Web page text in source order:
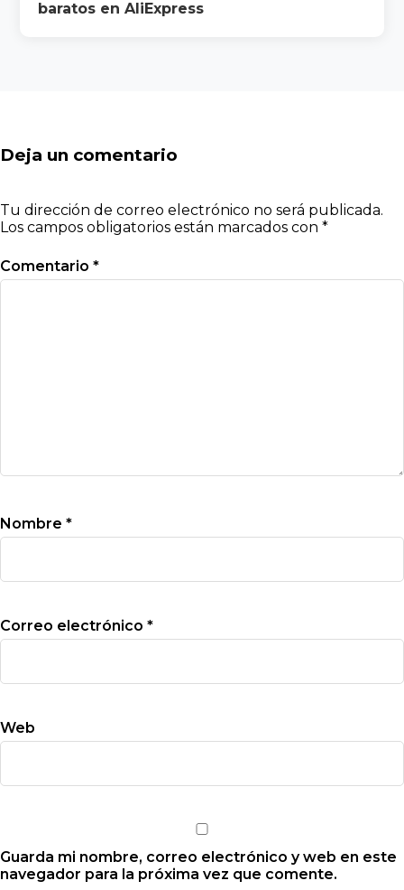
baratos en AliExpress
Deja un comentario
Tu dirección de correo electrónico no será publicada.
Los campos obligatorios están marcados con *
Comentario *
Nombre *
Correo electrónico *
Web
Guarda mi nombre, correo electrónico y web en este
navegador para la próxima vez que comente.